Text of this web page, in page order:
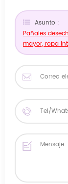
Asunto :
Pañales
mayor, ropa